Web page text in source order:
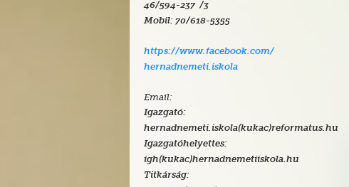
46/594-237 /3
Mobil: 70/618-5355
https://www.facebook.com/
hernadnemeti.iskola
Email:
Igazgató:
hernadnemeti.iskola(kukac)reformatus.hu
Igazgatóhelyettes:
igh(kukac)hernadnemetiiskola.hu
Titkárság: